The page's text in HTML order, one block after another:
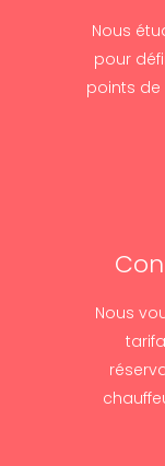
Nous
pour
points de
Nous